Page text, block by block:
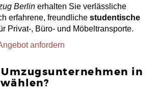
Berlin erhalten Sie verlässliche
erfahrene, freundliche studentische
Privat-, Büro- und Möbeltransporte.
anfordern
in